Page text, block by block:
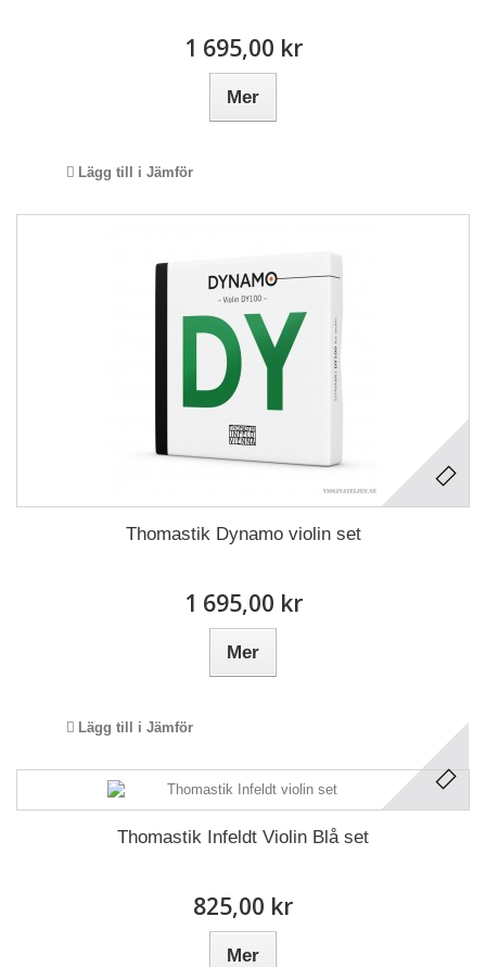
1 695,00 kr
Mer
Lägg till i Jämför
Thomastik Dynamo violin set
1 695,00 kr
Mer
Lägg till i Jämför
Thomastik Infeldt Violin Blå set
825,00 kr
Mer